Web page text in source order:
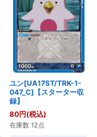
ユン[UA17ST/TRK-1-
047_C]【スターター収
録】
80円(税込)
在庫数 12点